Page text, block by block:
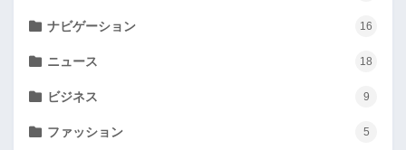
ナビゲーション 16
ニュース 18
ビジネス 9
ファッション 5